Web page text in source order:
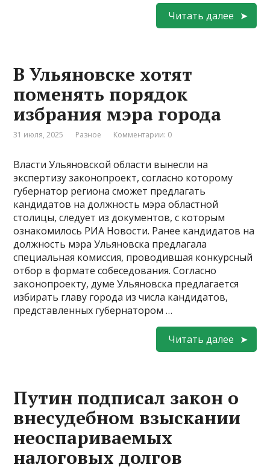
Читать далее
В Ульяновске хотят
поменять порядок
избрания мэра города
31 июля, 2025 Разное Комментарии: 0
Власти Ульяновской области вынесли на
экспертизу законопроект, согласно которому
губернатор региона сможет предлагать
кандидатов на должность мэра областной
столицы, следует из документов, с которым
ознакомилось РИА Новости. Ранее кандидатов на
должность мэра Ульяновска предлагала
специальная комиссия, проводившая конкурсный
отбор в формате собеседования. Согласно
законопроекту, думе Ульяновска предлагается
избирать главу города из числа кандидатов,
представленных губернатором …
Читать далее
Путин подписал закон о
внесудебном взыскании
неоспариваемых
налоговых долгов